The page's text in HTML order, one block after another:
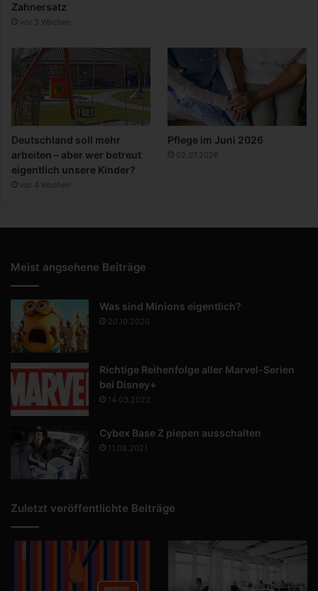
Zahnersatz
vor 3 Wochen
Deutschland soll mehr
arbeiten – aber wer betreut
eigentlich unsere Kinder?
vor 4 Wochen
Pflege im Juni 2026
02.07.2026
Meist angsehene Beiträge
Was sind Minions eigentlich?
20.10.2020
Richtige Reihenfolge aller Marvel-Serien
bei Disney+
14.03.2022
Cybex Base Z piepen ausschalten
11.08.2021
Zuletzt veröffentlichte Beiträge